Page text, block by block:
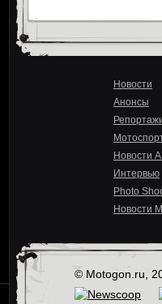
Новости
Анонсы
Новости
Интервью
Photo
Новости
© Motogon.ru,